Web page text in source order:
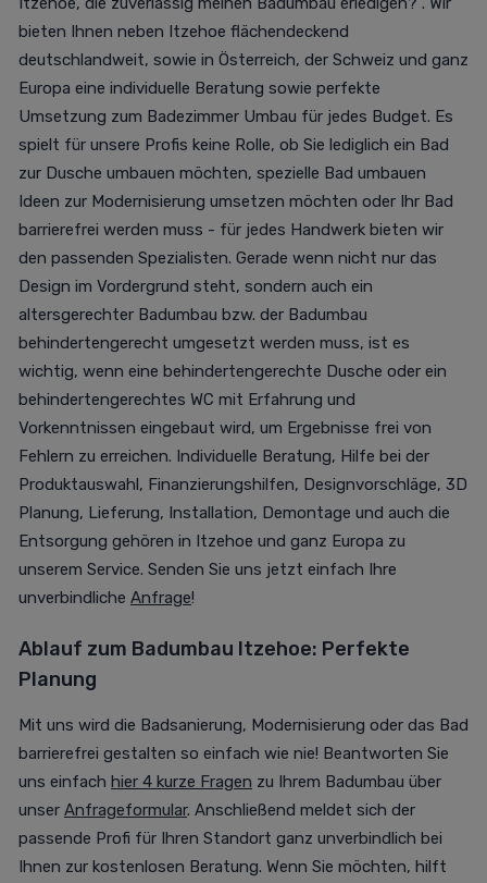
bieten Ihnen neben Itzehoe flächendeckend
deutschlandweit, sowie in Österreich, der Schweiz und ganz
Europa eine individuelle Beratung sowie perfekte
Umsetzung zum Badezimmer Umbau für jedes Budget. Es
spielt für unsere Profis keine Rolle, ob Sie lediglich ein Bad
zur Dusche umbauen möchten, spezielle Bad umbauen
Ideen zur Modernisierung umsetzen möchten oder Ihr Bad
barrierefrei werden muss - für jedes Handwerk bieten wir
den passenden Spezialisten. Gerade wenn nicht nur das
Design im Vordergrund steht, sondern auch ein
altersgerechter Badumbau bzw. der Badumbau
behindertengerecht umgesetzt werden muss, ist es
wichtig, wenn eine behindertengerechte Dusche oder ein
behindertengerechtes WC mit Erfahrung und
Vorkenntnissen eingebaut wird, um Ergebnisse frei von
Fehlern zu erreichen. Individuelle Beratung, Hilfe bei der
Produktauswahl, Finanzierungshilfen, Designvorschläge, 3D
Planung, Lieferung, Installation, Demontage und auch die
Entsorgung gehören in Itzehoe und ganz Europa zu
unserem Service. Senden Sie uns jetzt einfach Ihre
unverbindliche Anfrage!
Ablauf zum Badumbau Itzehoe: Perfekte
Planung
Mit uns wird die Badsanierung, Modernisierung oder das Bad
barrierefrei gestalten so einfach wie nie! Beantworten Sie
uns einfach hier 4 kurze Fragen zu Ihrem Badumbau über
unser Anfrageformular. Anschließend meldet sich der
passende Profi für Ihren Standort ganz unverbindlich bei
Ihnen zur kostenlosen Beratung. Wenn Sie möchten, hilft